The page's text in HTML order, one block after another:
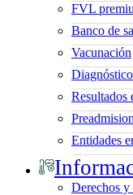
FVL
Banco de
Vacunación
Resultados
Entidades
Derechos y